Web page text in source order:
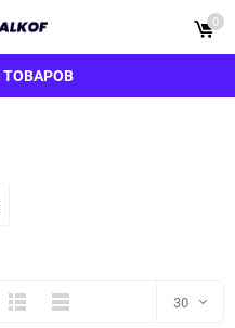
ТОВАРОВ
0
ПодробноКомпактно 30